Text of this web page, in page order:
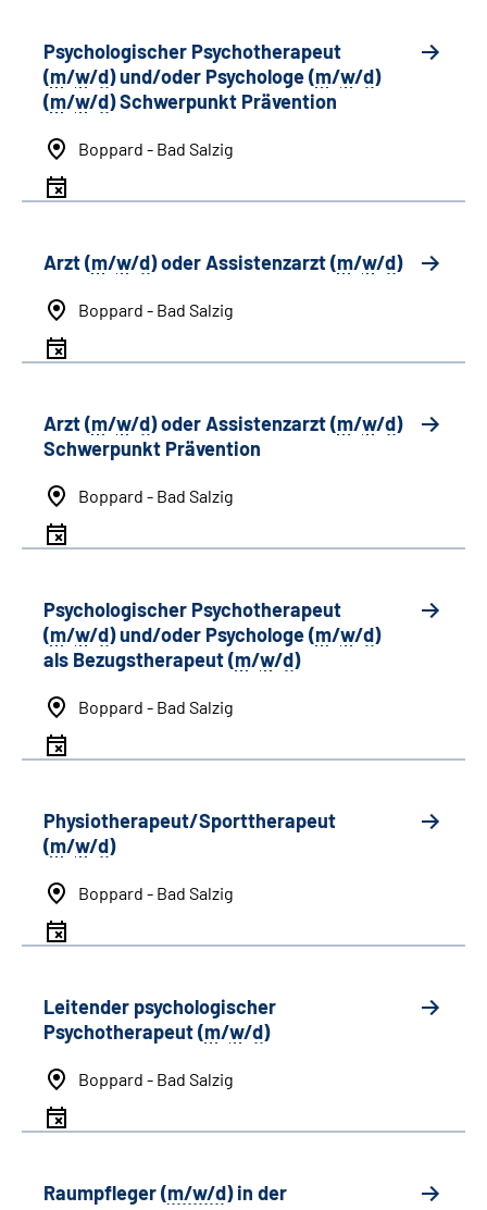
Psychologischer Psychotherapeut
(m/w/d) und/oder Psychologe (m/w/d)
(m/w/d) Schwerpunkt Prävention
Boppard - Bad Salzig
Arzt (m/w/d) oder Assistenzarzt (m/w/d)
Boppard - Bad Salzig
Arzt (m/w/d) oder Assistenzarzt (m/w/d)
Schwerpunkt Prävention
Boppard - Bad Salzig
Psychologischer Psychotherapeut
(m/w/d) und/oder Psychologe (m/w/d)
als Bezugstherapeut (m/w/d)
Boppard - Bad Salzig
Physiotherapeut/Sporttherapeut
(m/w/d)
Boppard - Bad Salzig
Leitender psychologischer
Psychotherapeut (m/w/d)
Boppard - Bad Salzig
Raumpfleger (m/w/d) in der